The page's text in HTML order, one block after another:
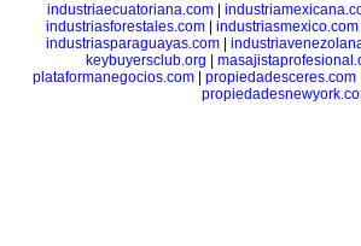
industriaecuatoriana.com|
industriasforestales.com
industriasmexico.com
industriasparaguayas.com
keybuyersclub.org
plataformanegocios.com
propiedadesceres.com